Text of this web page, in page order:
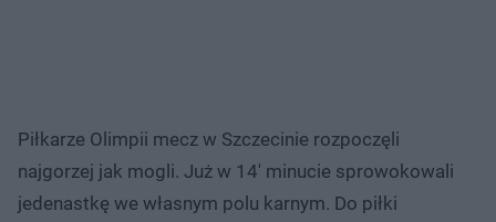
Piłkarze Olimpii mecz w Szczecinie rozpoczęli
najgorzej jak mogli. Już w 14' minucie sprowokowali
jedenastkę we własnym polu karnym. Do piłki